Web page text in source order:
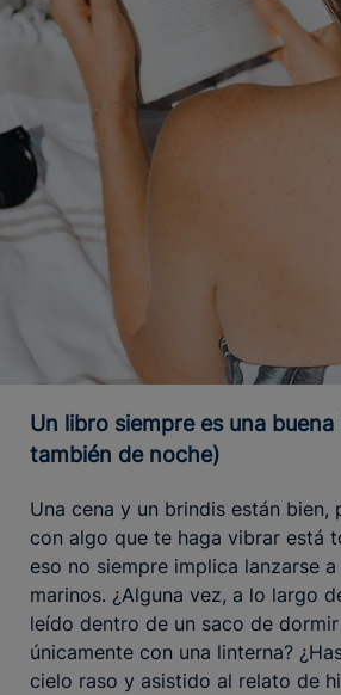
Un libro siempre es una buena idea (sí,
también de noche)
Una cena y un brindis están
con algo que te haga vibrar está
eso no siempre implica lanzarse
marinos. ¿Alguna vez, a lo largo
leído dentro de un saco de
únicamente con una linterna?
cielo raso y asistido al relato de